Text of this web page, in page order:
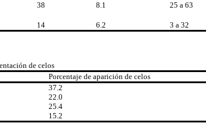
38 8.1 25 a 63
14 6.2 3 a 32
de celos
Porcentaje de aparición de celos
37.2
22.0
25.4
15.2